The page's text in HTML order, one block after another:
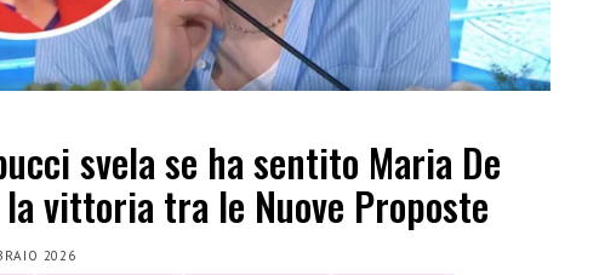
svela se ha sentito Maria De
vittoria tra le Nuove Proposte
2026